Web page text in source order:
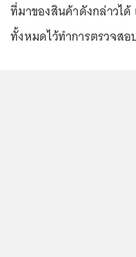
ที่มาของสินค้าดังกล่าวไ
ทั้งหมดไว้ทำการตรวจสอ